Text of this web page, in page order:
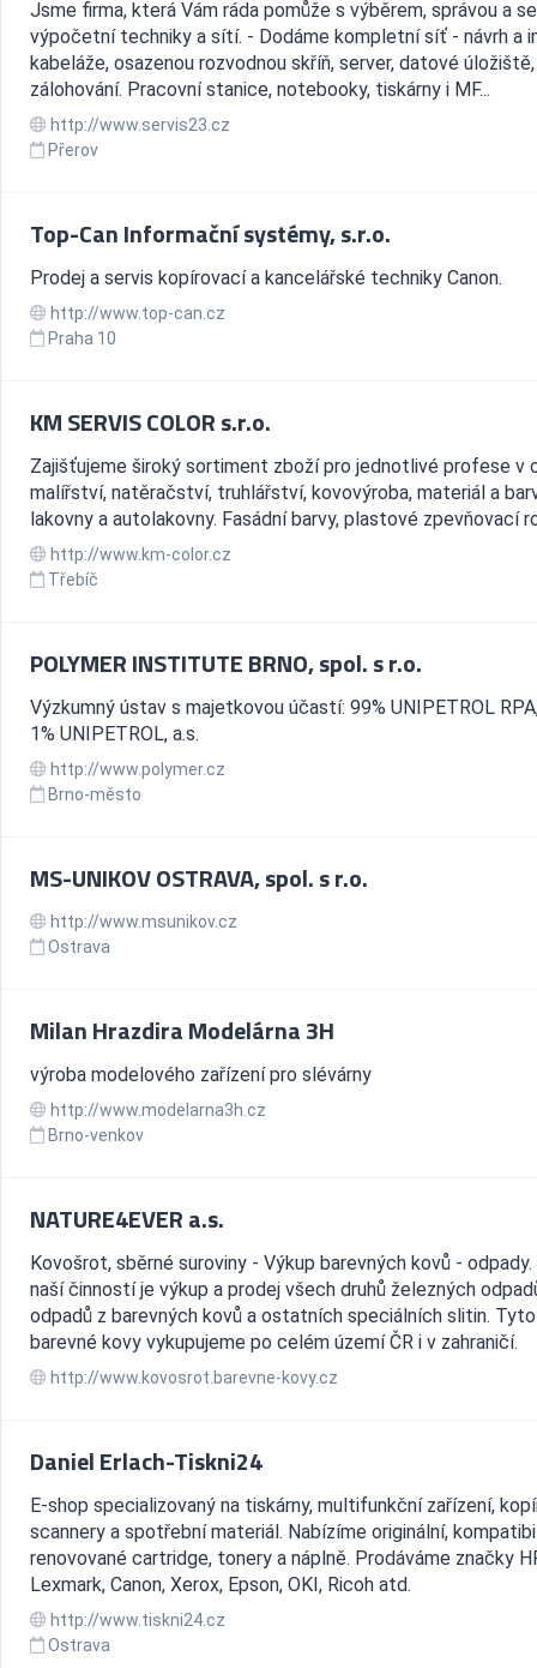
Jsme firma, která Vám ráda pomůže s výběrem, správou a
výpočetní techniky a sítí. - Dodáme kompletní síť - návrh a
kabeláže, osazenou rozvodnou skříň, server, datové úložiště,
zálohování. Pracovní stanice, notebooky, tiskárny i MF...
http://www.servis23.cz
Přerov
Top-Can Informační systémy, s.r.o.
Prodej a servis kopírovací a kancelářské techniky Canon.
http://www.top-can.cz
Praha 10
KM SERVIS COLOR s.r.o.
Zajišťujeme široký sortiment zboží pro jednotlivé profese v
malířství, natěračství, truhlářství, kovovýroba, materiál a
lakovny a autolakovny. Fasádní barvy, plastové zpevňovací
http://www.km-color.cz
Třebíč
POLYMER INSTITUTE BRNO, spol. s r.o.
Výzkumný ústav s majetkovou účastí: 99% UNIPETROL
1% UNIPETROL, a.s.
http://www.polymer.cz
Brno-město
MS-UNIKOV OSTRAVA, spol. s r.o.
http://www.msunikov.cz
Ostrava
Milan Hrazdira Modelárna 3H
výroba modelového zařízení pro slévárny
http://www.modelarna3h.cz
Brno-venkov
NATURE4EVER a.s.
Kovošrot, sběrné suroviny - Výkup barevných kovů - odpady.
naší činností je výkup a prodej všech druhů železných
odpadů z barevných kovů a ostatních speciálních slitin. Tyto
barevné kovy vykupujeme po celém území ČR i v zahraničí.
http://www.kovosrot.barevne-kovy.cz
Daniel Erlach-Tiskni24
E-shop specializovaný na tiskárny, multifunkční zařízení,
scannery a spotřební materiál. Nabízíme originální,
renovované cartridge, tonery a náplně. Prodáváme značky
Lexmark, Canon, Xerox, Epson, OKI, Ricoh atd.
http://www.tiskni24.cz
Ostrava